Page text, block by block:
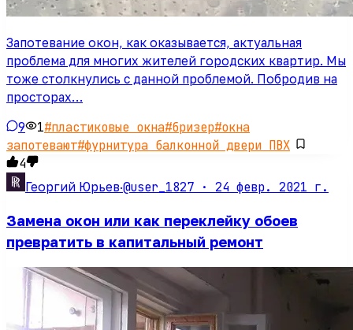
Запотевание окон, как оказывается, актуальная
проблема для многих жителей городских квартир. Мы
тоже столкнулись с данной проблемой. Побродив на
просторах…
9 1#пластиковые окна#бризер#окна
запотевают#фурнитура балконной двери ПВХ
4
Георгий Юрьев·@user_1827 · 24 февр. 2021 г.
Замена окон или как переклейку обоев
превратить в капитальный ремонт